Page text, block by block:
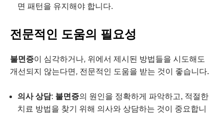
면 패턴을 유지해야 합니다.
전문적인 도움의 필요성
불면증이 심각하거나, 위에서 제시된 방법들을 시도해도
개선되지 않는다면, 전문적인 도움을 받는 것이 좋습니다.
의사 상담: 불면증의 원인을 정확하게 파악하고, 적절한
치료 방법을 찾기 위해 의사와 상담하는 것이 중요합니